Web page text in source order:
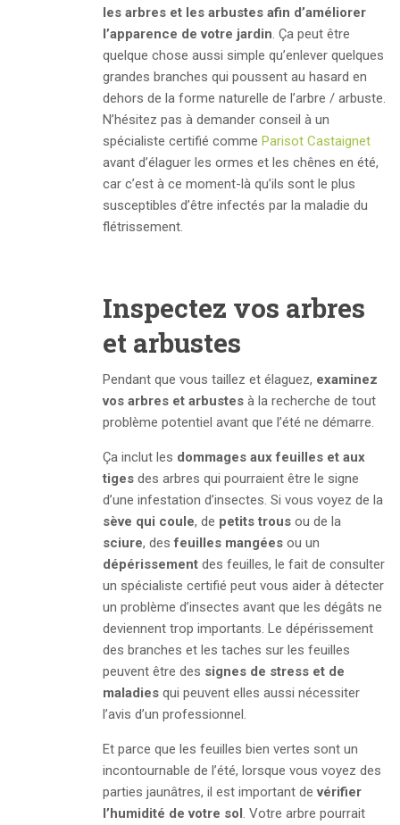
les arbres et les arbustes afin d’améliorer
l’apparence de votre jardin. Ça peut être
quelque chose aussi simple qu’enlever quelques
grandes branches qui poussent au hasard en
dehors de la forme naturelle de l’arbre / arbuste.
N’hésitez pas à demander conseil à un
spécialiste certifié comme Parisot Castaignet
avant d’élaguer les ormes et les chênes en été,
car c’est à ce moment-là qu’ils sont le plus
susceptibles d’être infectés par la maladie du
flétrissement.
Inspectez vos arbres
et arbustes
Pendant que vous taillez et élaguez, examinez
vos arbres et arbustes à la recherche de tout
problème potentiel avant que l’été ne démarre.
Ça inclut les dommages aux feuilles et aux
tiges des arbres qui pourraient être le signe
d’une infestation d’insectes. Si vous voyez de la
sève qui coule, de petits trous ou de la
sciure, desfeuilles mangées ou un
dépérissement des feuilles, le fait de consulter
un spécialiste certifié peut vous aider à détecter
un problème d’insectes avant que les dégâts ne
deviennent trop importants. Le dépérissement
des branches et les taches sur les feuilles
peuvent être des signes de stress et de
maladies qui peuvent elles aussi nécessiter
l’avis d’un professionnel.
Et parce que les feuilles bien vertes sont un
incontournable de l’été, lorsque vous voyez des
parties jaunâtres, il est important devérifier
l’humidité de votre sol. Votre arbre pourrait